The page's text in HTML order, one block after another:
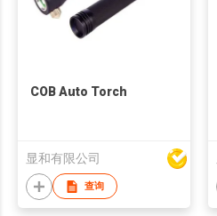
COB Auto Torch
显和有限公司
查询